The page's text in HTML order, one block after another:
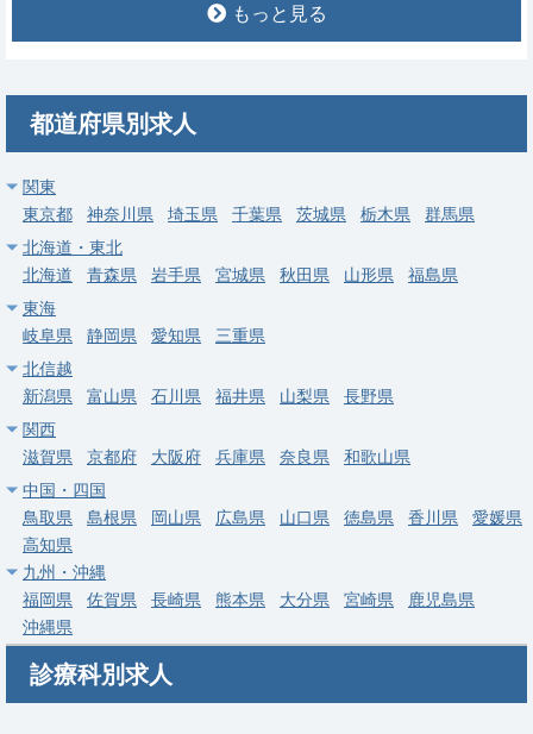
泌尿器科
給与 年収 1,200万円 ～
常勤
【柏市】外来・病棟管理／最寄り駅から徒歩圏内
求人病院名
医療法人社団葵会 柏たなか病院
募集科目 泌尿器科
給与 年収 1,200万円 ～ 1,500万円
常勤
【千葉市中央区】外来・病棟・オペ
募集科目 泌尿器科
勤務地
給与 年収 1,200万円 ～ 1,800万円
【松戸市】駅チカ徒歩1分・クリニック外来増員募集・週3～5日
もっと見る
都道府県別求人
関東
東京都
神奈川県 埼玉県 千葉県 茨城県 栃木県
群馬県
北海道・東北
北海道
青森県 岩手県 宮城県 秋田県 山形県
福島県
東海
岐阜県
静岡県 愛知県
三重県
北信越
新潟県
富山県 石川県 福井県 山梨県
長野県
関西
滋賀県
京都府 大阪府 兵庫県 奈良県
和歌山県
中国・四国
鳥取県
島根県 岡山県 広島県 山口県 徳島県 香川県
愛媛県
高知県
九州・沖縄
福岡県
佐賀県 長崎県 熊本県 大分県 宮崎県
鹿児島県
沖縄県
診療科別求人